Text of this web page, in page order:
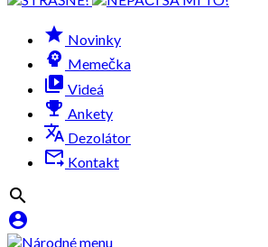
grade Novinky
psychology Memečka
video_library Videá
emoji_events Ankety
translate Dezolátor
forward_to_inbox Kontakt

